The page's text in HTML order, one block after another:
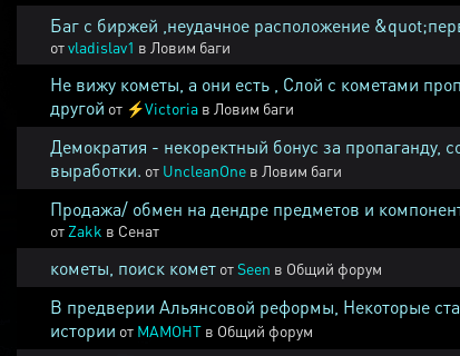
Баг с биржей ,неудачное расположение
отvladislav1 в Ловим баги
Не вижу кометы, а они есть , Слой с кометами
другой от ⚡Victoria в Ловим баги
Демократия - некоректный бонус за пропаганду,
выработки. от UncleanOne в Ловим баги
Продажа/ обмен на дендре предметов и
от Zakk в Сенат
кометы, поиск комет отSeen в Общий форум
В предверии Альянсовой реформы, Некоторые
истории от MAMOHT в Общий форум